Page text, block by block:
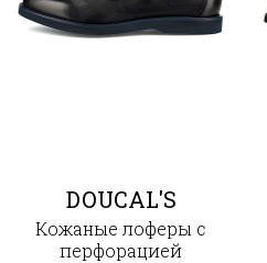
DOUCAL'S
Кожаные лоферы с
перфорацией